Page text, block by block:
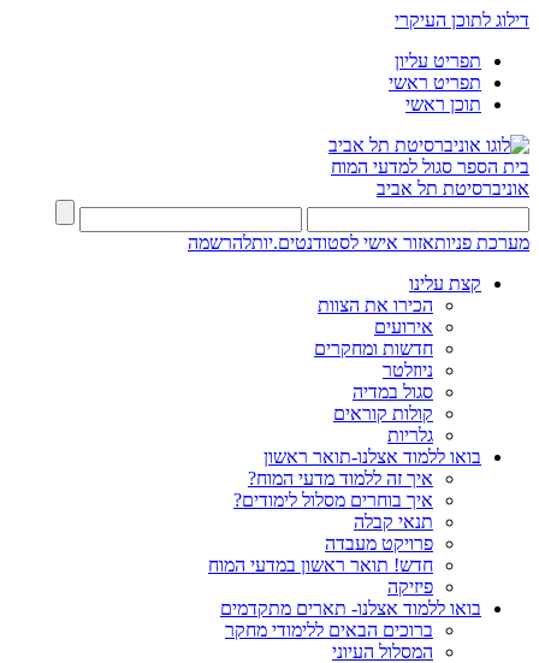
דילוג לתוכן העיקרי
תפריט עליון
תפריט ראשי
תוכן ראשי
בית הספר סגול למדעי המוח
אוניברסיטת תל אביב
מערכת פניותאזור אישי לסטודנטים.יותלהרשמה
קצת עלינו
הכירו את הצוות
אירועים
חדשות ומחקרים
ניוזלטר
סגול במדיה
קולות קוראים
גלריות
בואו ללמוד אצלנו-תואר ראשון
איך זה ללמוד מדעי המוח?
איך בוחרים מסלול לימודים?
תנאי קבלה
פרויקט מעבדה
חדש! תואר ראשון במדעי המוח
פיזיקה
בואו ללמוד אצלנו- תארים מתקדמים
ברוכים הבאים ללימודי מחקר
המסלול העיוני